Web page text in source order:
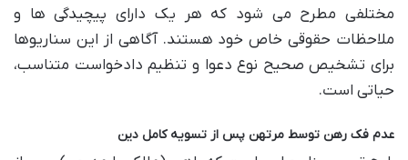
مختلفی مطرح می شود که هر یک دارای پیچیدگی ها و
ملاحظات حقوقی خاص خود هستند. آگاهی از این سناریوها
برای تشخیص صحیح نوع دعوا و تنظیم دادخواست متناسب،
حیاتی است.
عدم فک رهن توسط مرتهن پس از تسویه کامل دین